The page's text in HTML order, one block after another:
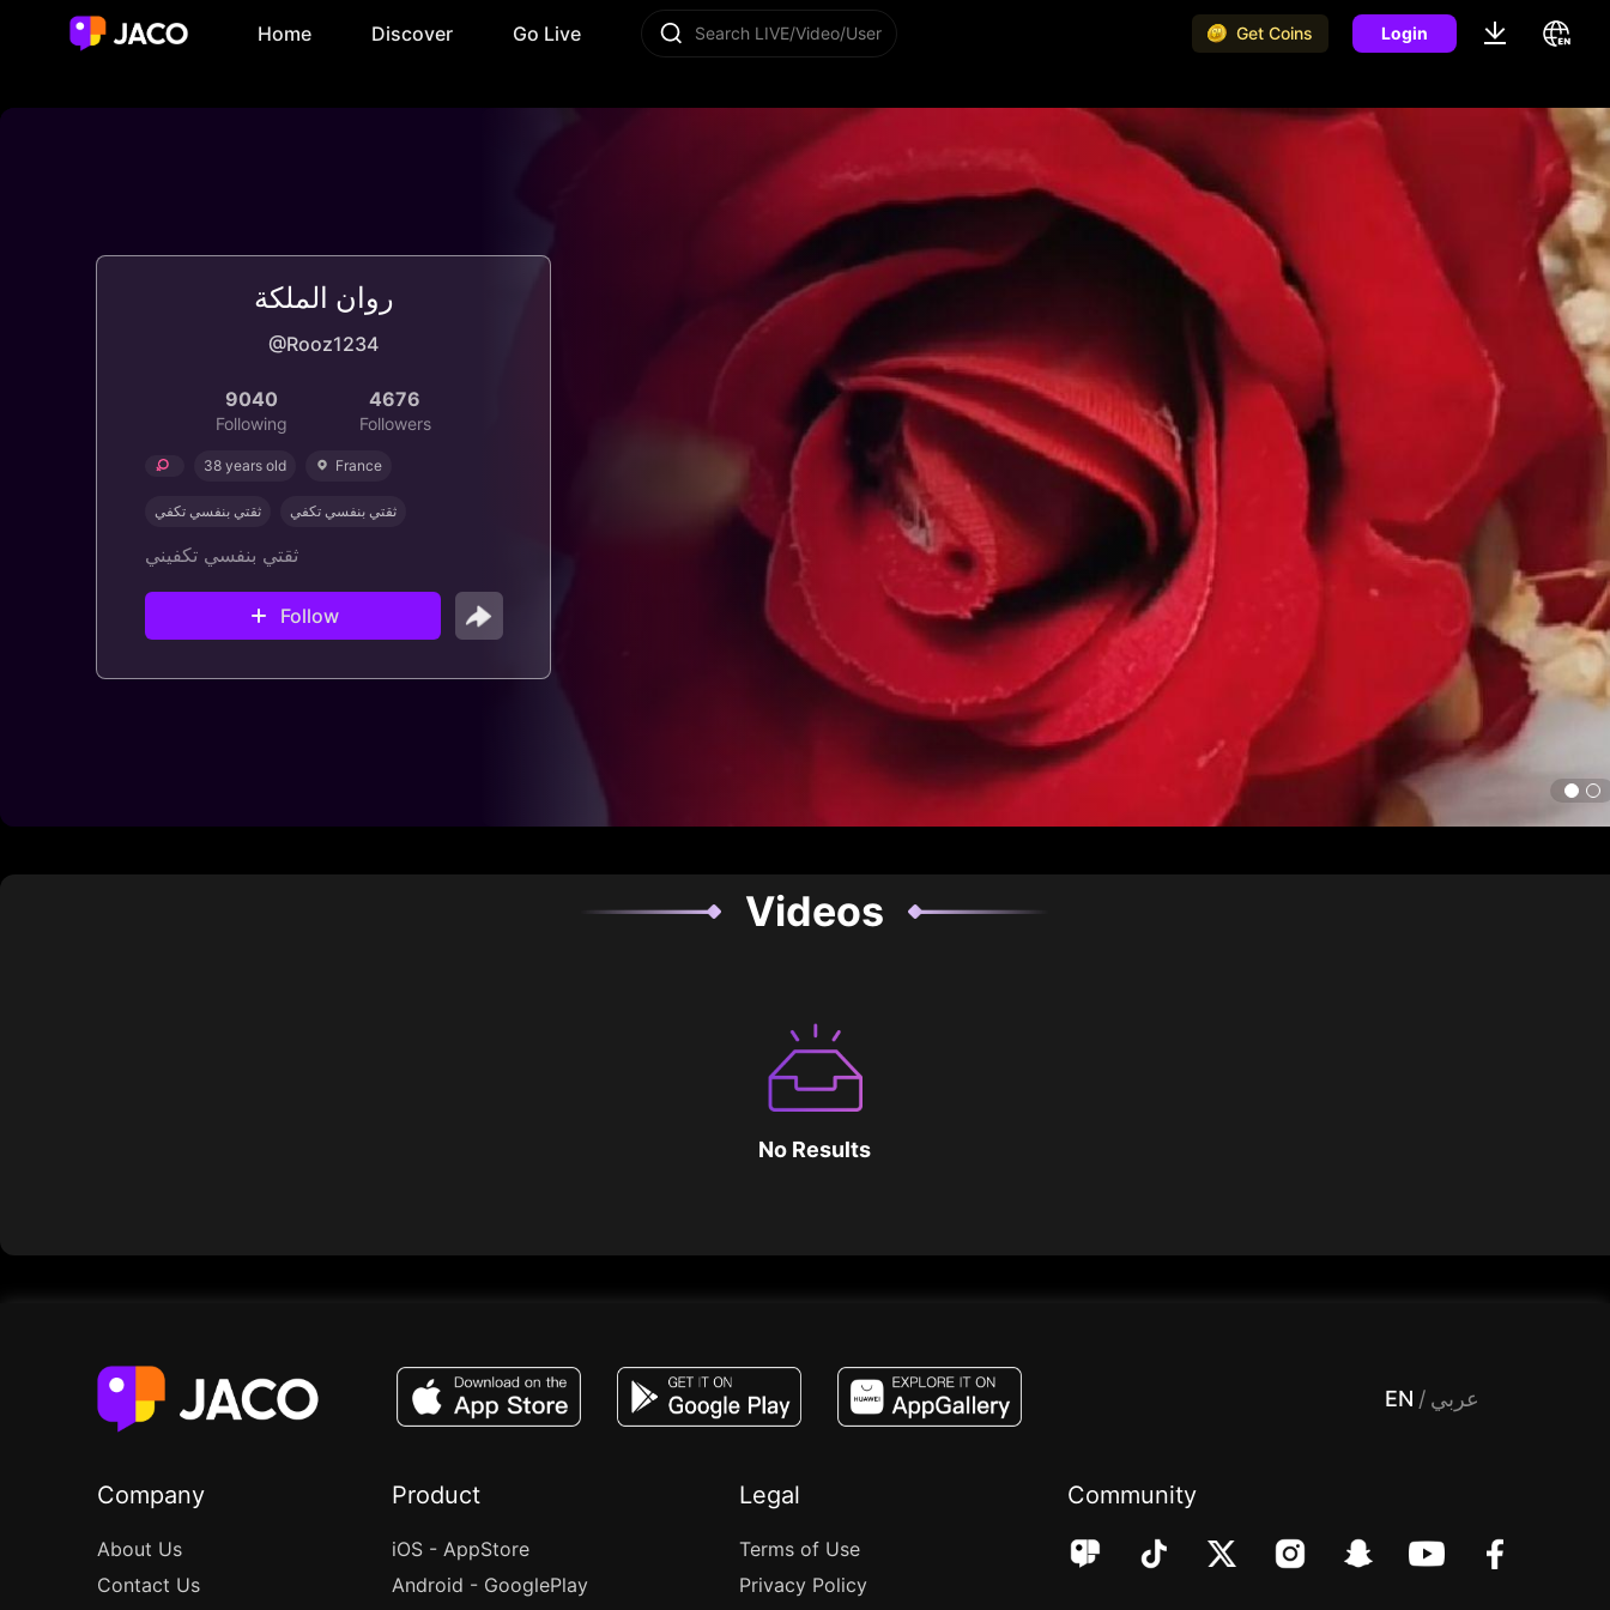
Home Discover Go Live Search LIVE/Video/User Get Coins Login
روان الملكة
@Rooz1234
9040
Following
4676
Followers
38 years old France
ثقتي بنفسي تكفي ثقتي بنفسي تكفي
ثقتي بنفسي تكفيني
Follow
Videos
No Results
EN / عربي
Company
About Us
Contact Us
Product
iOS - AppStore
Android - GooglePlay
Legal
Terms of Use
Privacy Policy
Community